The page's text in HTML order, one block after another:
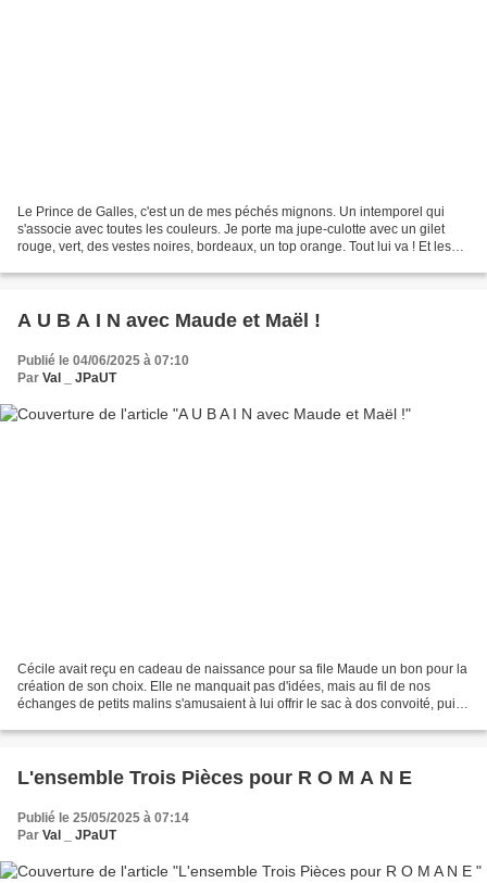
Le Prince de Galles, c'est un de mes péchés mignons. Un intemporel qui
s'associe avec toutes les couleurs. Je porte ma jupe-culotte avec un gilet
rouge, vert, des vestes noires, bordeaux, un top orange. Tout lui va ! Et les
A U B A I N avec Maude et Maël !
Publié le 04/06/2025 à 07:10
Par Val _ JPaUT
Cécile avait reçu en cadeau de naissance pour sa file Maude un bon pour la
création de son choix. Elle ne manquait pas d'idées, mais au fil de nos
échanges de petits malins s'amusaient à lui offrir le sac à dos convoité, puis
L'ensemble Trois Pièces pour R O M A N E
Publié le 25/05/2025 à 07:14
Par Val _ JPaUT